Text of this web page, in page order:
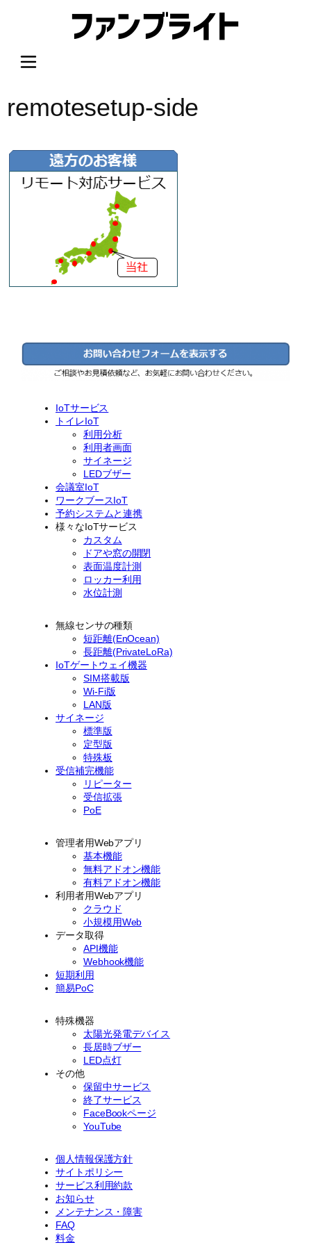
プ
remotesetup-side
IoTサービス
トイレIoT
利用分析
利用者画面
サイネージ
LEDブザー
会議室IoT
ワークブースIoT
予約システムと連携
様々なIoTサービス
カスタム
ドアや窓の開閉
表面温度計測
ロッカー利用
水位計測
無線センサの種類
短距離(EnOcean)
長距離(PrivateLoRa)
IoTゲートウェイ機器
SIM搭載版
Wi-Fi版
LAN版
サイネージ
標準版
定型版
特殊板
受信補完機能
リピーター
受信拡張
PoE
管理者用Webアプリ
基本機能
無料アドオン機能
有料アドオン機能
利用者用Webアプリ
クラウド
小規模用Web
データ取得
API機能
Webhook機能
短期利用
簡易PoC
特殊機器
太陽光発電デバイス
長居時ブザー
LED点灯
その他
保留中サービス
終了サービス
FaceBookページ
YouTube
個人情報保護方針
サイトポリシー
サービス利用約款
お知らせ
メンテナンス・障害
FAQ
料金